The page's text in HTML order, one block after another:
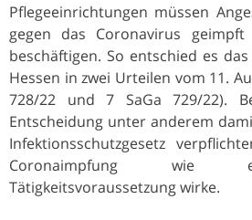
Pflegeeinrichtungen müssen
gegen das Coronavirus
beschäftigen. So entschied es
Hessen in zwei Urteilen vom 11.
728/22 und 7 SaGa 729/22).
Entscheidung unter anderem
Infektionsschutzgesetz
Coronaimpfung wie
Tätigkeitsvoraussetzung wirke.